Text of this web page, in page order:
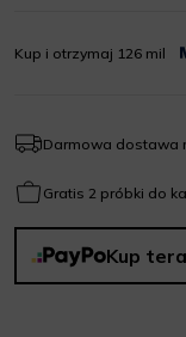
Kup i otrzymaj 126 mil
Darmowa dostawa
Gratis 2 próbki do
Kup